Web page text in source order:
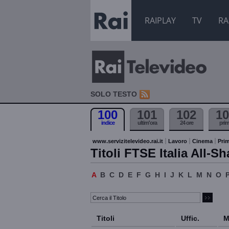
RAIPLAY TV
SOLO TESTO
100
indice
101
ultim'ora
102
24 ore
www.servizitelevideo.rai.it Lavoro Cinema
Titoli FTSE Italia All-
A B C D E F G H I J K L M N O
Titoli Uffic.